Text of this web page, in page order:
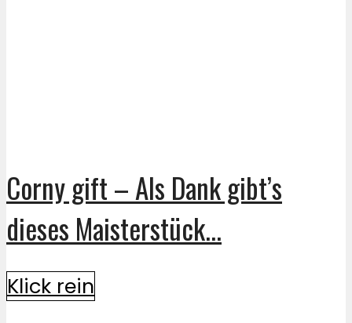
Corny gift – Als Dank gibt’s
dieses Maisterstück...
Klick rein